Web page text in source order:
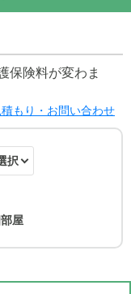
保険料が変わま
もり・お問い合わせ
屋